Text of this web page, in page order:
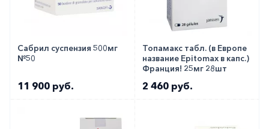
Сабрил суспензия 500мг
№50
11 900 руб.
Топамакс табл. (в Европе
название Epitomax в капс.)
Франция! 25мг 28шт
2 460 руб.